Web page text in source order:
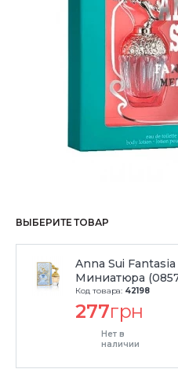
ВЫБЕРИТЕ ТОВАР
Anna Sui
Миниатюра
Код товара: 42198
277грн
Нет в
наличии